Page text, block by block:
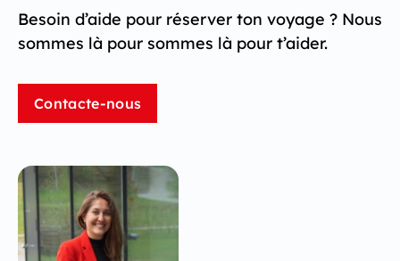
Besoin d’aide pour réserver ton voyage ? Nous
sommes là pour sommes là pour t’aider.
Contacte-nous